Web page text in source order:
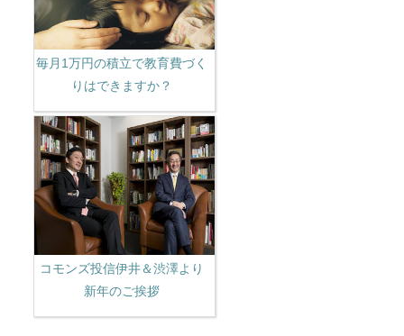
毎月1万円の積立で教育費づく
りはできますか？
コモンズ投信伊井＆渋澤より
新年のご挨拶